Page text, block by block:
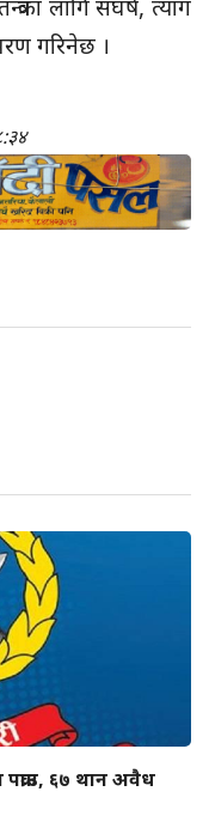
लागि संघर्ष, त्याग
गरिनेछ ।
६७ थान अवैध